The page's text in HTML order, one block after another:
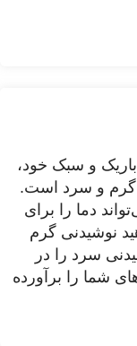
و سبک خود،
گرم و سرد است.
دما را برای
نوشیدنی گرم
سرد را در
شما را برآورده